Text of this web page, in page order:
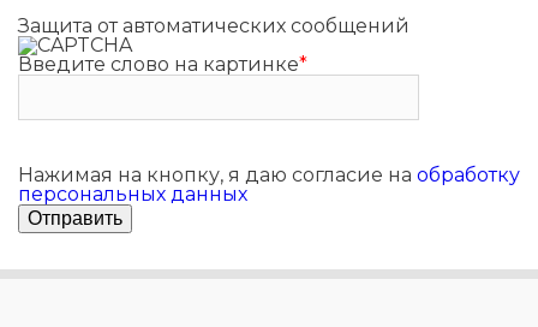
Защита от автоматических сообщений
Введите слово на картинке*
Нажимая на кнопку, я даю согласие на обработку
персональных данных